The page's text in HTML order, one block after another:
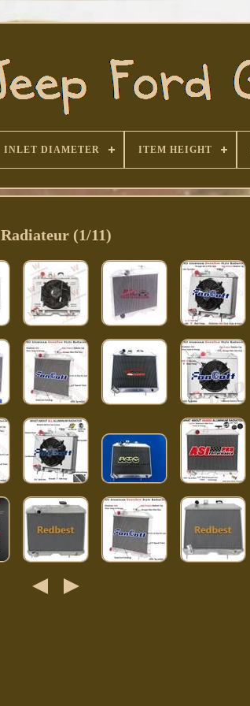
INLET DIAMETER ITEM HEIGHT
Radiateur (1/11)